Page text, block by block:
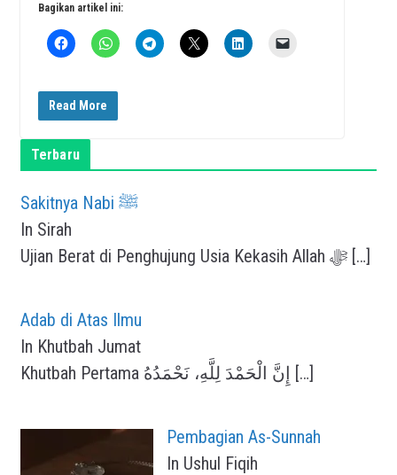
Bagikan artikel ini:
Read More
Terbaru
Sakitnya Nabi ﷺ
In Sirah
Ujian Berat di Penghujung Usia Kekasih Allah ﷻ […]
Adab di Atas Ilmu
In Khutbah Jumat
[…]
Pembagian As-Sunnah
In Ushul Fiqih